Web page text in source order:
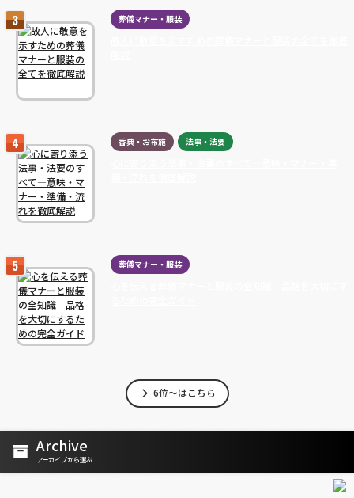
葬儀マナー・服装
香典・お布施 法事・法要
葬儀マナー・服装
6位～はこちら
Archive
アーカイブから選ぶ